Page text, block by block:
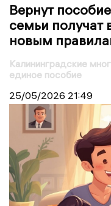
Вернут
семьи получат
новым
Калининградские
единое пособие
25/05/2026 21:49